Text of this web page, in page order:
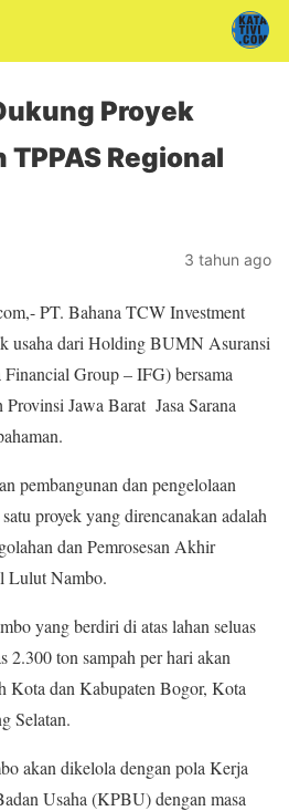
Proyek
Regional
3 tahun ago
PT. Bahana TCW Investment
usaha dari Holding BUMN Asuransi
Group – IFG) bersama
Jawa Barat Jasa Sarana
pembangunan dan pengelolaan
proyek yang direncanakan adalah
dan Pemrosesan Akhir
Lulut Nambo.
yang berdiri di atas lahan seluas
2.300 ton sampah per hari akan
Kota dan Kabupaten Bogor, Kota
Selatan.
akan dikelola dengan pola Kerja
Usaha (KPBU) dengan masa